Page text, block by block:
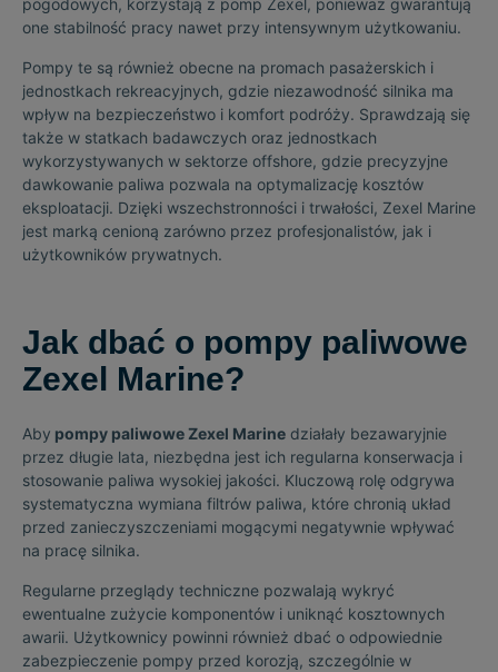
pogodowych, korzystają z pomp Zexel, ponieważ gwarantują
one stabilność pracy nawet przy intensywnym użytkowaniu.
Pompy te są również obecne na promach pasażerskich i
jednostkach rekreacyjnych, gdzie niezawodność silnika ma
wpływ na bezpieczeństwo i komfort podróży. Sprawdzają się
także w statkach badawczych oraz jednostkach
wykorzystywanych w sektorze offshore, gdzie precyzyjne
dawkowanie paliwa pozwala na optymalizację kosztów
eksploatacji. Dzięki wszechstronności i trwałości, Zexel Marine
jest marką cenioną zarówno przez profesjonalistów, jak i
użytkowników prywatnych.
Jak dbać o pompy paliwowe
Zexel Marine?
Aby pompy paliwowe Zexel Marine działały bezawaryjnie
przez długie lata, niezbędna jest ich regularna konserwacja i
stosowanie paliwa wysokiej jakości. Kluczową rolę odgrywa
systematyczna wymiana filtrów paliwa, które chronią układ
przed zanieczyszczeniami mogącymi negatywnie wpływać
na pracę silnika.
Regularne przeglądy techniczne pozwalają wykryć
ewentualne zużycie komponentów i uniknąć kosztownych
awarii. Użytkownicy powinni również dbać o odpowiednie
zabezpieczenie pompy przed korozją, szczególnie w